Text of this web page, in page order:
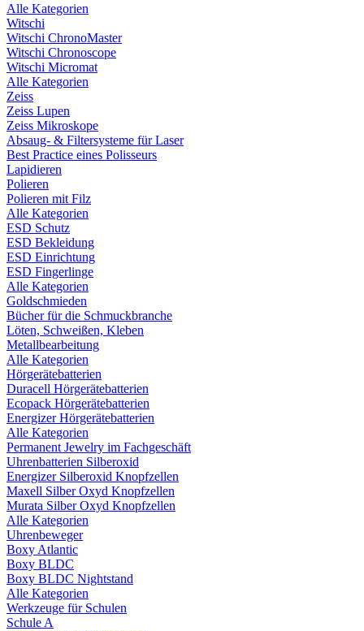
Alle Kategorien
Witschi
Witschi ChronoMaster
Witschi Chronoscope
Witschi Micromat
Alle Kategorien
Zeiss
Zeiss Lupen
Zeiss Mikroskope
Absaug- & Filtersysteme für Laser
Best Practice eines Polisseurs
Lapidieren
Polieren
Polieren mit Filz
Alle Kategorien
ESD Schutz
ESD Bekleidung
ESD Einrichtung
ESD Fingerlinge
Alle Kategorien
Goldschmieden
Bücher für die Schmuckbranche
Löten, Schweißen, Kleben
Metallbearbeitung
Alle Kategorien
Hörgerätebatterien
Duracell Hörgerätebatterien
Ecopack Hörgerätebatterien
Energizer Hörgerätebatterien
Alle Kategorien
Permanent Jewelry im Fachgeschäft
Uhrenbatterien Silberoxid
Energizer Silberoxid Knopfzellen
Maxell Silber Oxyd Knopfzellen
Murata Silber Oxyd Knopfzellen
Alle Kategorien
Uhrenbeweger
Boxy Atlantic
Boxy BLDC
Boxy BLDC Nightstand
Alle Kategorien
Werkzeuge für Schulen
Schule A